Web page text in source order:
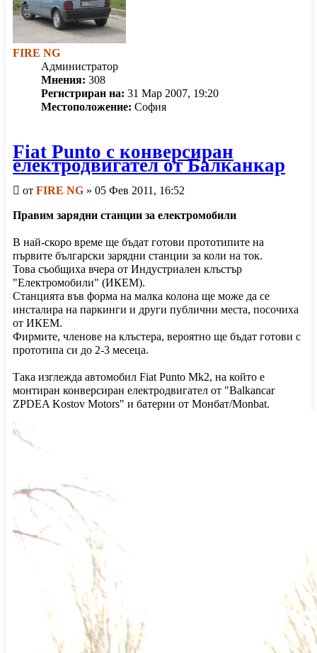
FIRE NG
Администратор
Мнения: 308
Регистриран на: 31 Мар 2007, 19:20
Местоположение: София
Fiat Punto с конверсиран
електродвигател от Балканкар
Мнение
от FIRE NG » 05 Фев 2011, 16:52
Правим зарядни станции за електромобили
В най-скоро време ще бъдат готови прототипите на
първите български зарядни станции за коли на ток.
Това съобщиха вчера от Индустриален клъстър
"Електромобили" (ИКЕМ).
Станцията във форма на малка колона ще може да се
инсталира на паркинги и други публични места, посочиха
от ИКЕМ.
Фирмите, членове на клъстера, вероятно ще бъдат готови с
прототипа си до 2-3 месеца.
Така изглежда автомобил Fiat Punto Mk2, на който е
монтиран конверсиран електродвигател от "Balkancar
ZPDEA Kostov Motors" и батерии от Монбат/Monbat.